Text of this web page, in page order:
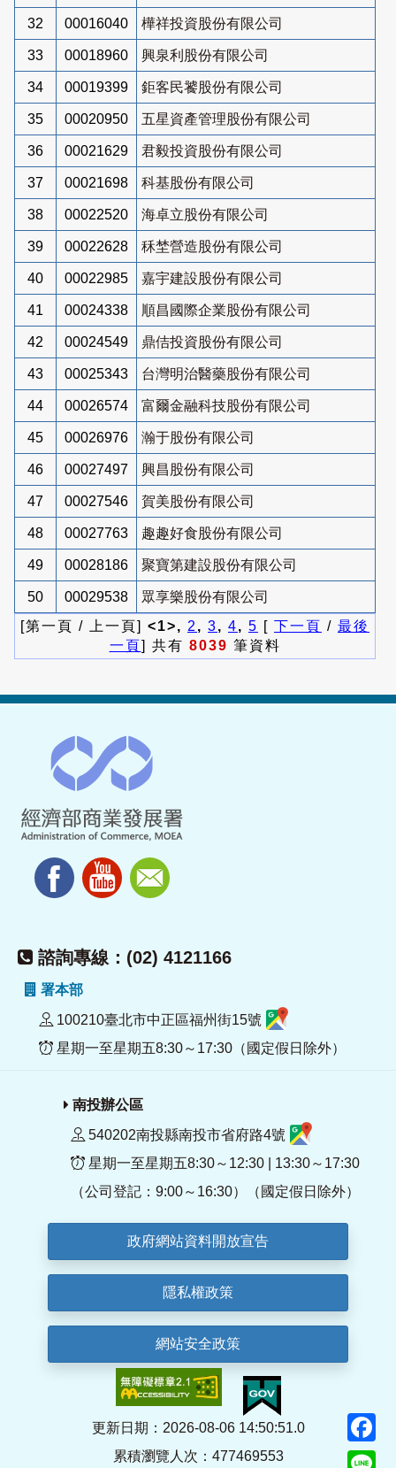
32 00016040 樺祥投資股份有限公司
33 00018960 興泉利股份有限公司
34 00019399 鉅客民饕股份有限公司
35 00020950 五星資產管理股份有限公司
36 00021629 君毅投資股份有限公司
37 00021698 科基股份有限公司
38 00022520 海卓立股份有限公司
39 00022628 秝埜營造股份有限公司
40 00022985 嘉宇建設股份有限公司
41 00024338 順昌國際企業股份有限公司
42 00024549 鼎佶投資股份有限公司
43 00025343 台灣明治醫藥股份有限公司
44 00026574 富爾金融科技股份有限公司
45 00026976 瀚于股份有限公司
46 00027497 興昌股份有限公司
47 00027546 賀美股份有限公司
48 00027763 趣趣好食股份有限公司
49 00028186 聚寶第建設股份有限公司
50 00029538
眾享樂股份有限公司
[第一頁 / 上一頁] <1>, 2 , 3, 4, 5 [ 下一頁 / 最後
一頁] 共有 8039 筆資料
諮詢專線：(02) 4121166
署本部
100210臺北市中正區福州街15號
星期一至星期五8:30～17:30（國定假日除外）
南投辦公區
540202南投縣南投市省府路4號
星期一至星期五8:30～12:30 | 13:30～17:30
（公司登記：9:00～16:30）（國定假日除外）
政府網站資料開放宣告
隱私權政策
網站安全政策
更新日期：2026-08-06 14:50:51.0
累積瀏覽人次：477469553